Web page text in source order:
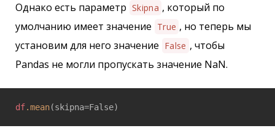
Однако есть параметр Skipna , который по
умолчанию имеет значение True , но теперь мы
установим для него значение False , чтобы
Pandas не могли пропускать значение NaN.
df.mean(skipna=False)